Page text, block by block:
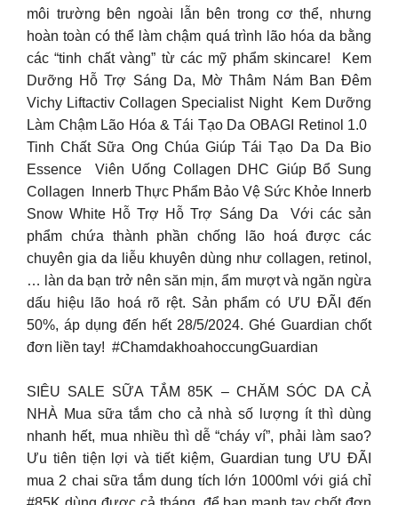
môi trường bên ngoài lẫn bên trong cơ thể, nhưng
hoàn toàn có thể làm chậm quá trình lão hóa da bằng
các “tinh chất vàng” từ các mỹ phẩm skincare! ​ Kem
Dưỡng Hỗ Trợ Sáng Da, Mờ Thâm Nám Ban Đêm
Vichy Liftactiv Collagen Specialist Night ​ Kem Dưỡng
Làm Chậm Lão Hóa & Tái Tạo Da OBAGI Retinol 1.0 ​
Tinh Chất Sữa Ong Chúa Giúp Tái Tạo Da Da Bio
Essence ​ Viên Uống Collagen DHC Giúp Bổ Sung
Collagen ​ Innerb Thực Phẩm Bảo Vệ Sức Khỏe Innerb
Snow White Hỗ Trợ Hỗ Trợ Sáng Da ​ Với các sản
phẩm chứa thành phần chống lão hoá được các
chuyên gia da liễu khuyên dùng như collagen, retinol,
… làn da bạn trở nên săn mịn, ẩm mượt và ngăn ngừa
dấu hiệu lão hoá rõ rệt.​ Sản phẩm có ƯU ĐÃI đến
50%, áp dụng đến hết 28/5/2024. Ghé Guardian chốt
đơn liền tay! ​ #ChamdakhoahoccungGuardian​
SIÊU SALE SỮA TẮM 85K – CHĂM SÓC DA CẢ
NHÀ Mua sữa tắm cho cả nhà số lượng ít thì dùng
nhanh hết, mua nhiều thì dễ “cháy ví”, phải làm sao?
Ưu tiên tiện lợi và tiết kiệm, Guardian tung ƯU ĐÃI
mua 2 chai sữa tắm dung tích lớn 1000ml với giá chỉ